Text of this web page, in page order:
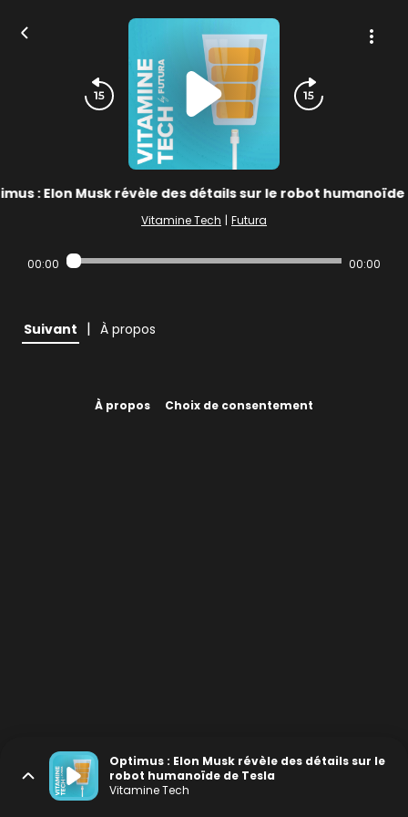
: Elon Musk révèle des détails sur le robot humanoïde
Vitamine Tech | Futura
00:00 00:00
Suivant | À propos
À propos Choix de consentement
Optimus : Elon Musk révèle des détails sur le
robot humanoïde de Tesla
Vitamine Tech